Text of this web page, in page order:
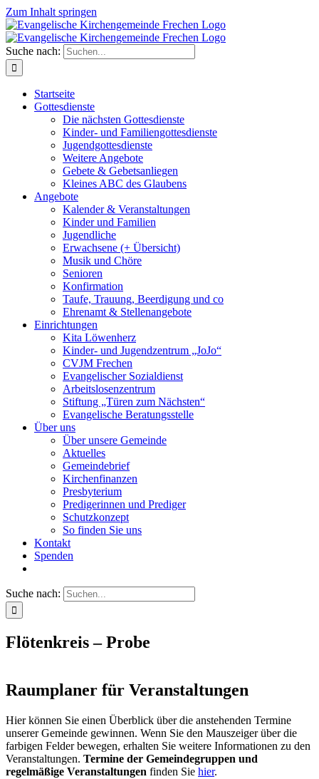
Zum Inhalt springen
Suche nach:
Startseite
Gottesdienste
Die nächsten Gottesdienste
Kinder- und Familiengottesdienste
Jugendgottesdienste
Weitere Angebote
Gebete & Gebetsanliegen
Kleines ABC des Glaubens
Angebote
Kalender & Veranstaltungen
Kinder und Familien
Jugendliche
Erwachsene (+ Übersicht)
Musik und Chöre
Senioren
Konfirmation
Taufe, Trauung, Beerdigung und co
Ehrenamt & Stellenangebote
Einrichtungen
Kita Löwenherz
Kinder- und Jugendzentrum „JoJo“
CVJM Frechen
Evangelischer Sozialdienst
Arbeitslosenzentrum
Stiftung „Türen zum Nächsten“
Evangelische Beratungsstelle
Über uns
Über unsere Gemeinde
Aktuelles
Gemeindebrief
Kirchenfinanzen
Presbyterium
Predigerinnen und Prediger
Schutzkonzept
So finden Sie uns
Kontakt
Spenden
Suche nach:
Flötenkreis – Probe
Raumplaner für Veranstaltungen
Hier können Sie einen Überblick über die anstehenden Termine
unserer Gemeinde gewinnen. Wenn Sie den Mauszeiger über die
farbigen Felder bewegen, erhalten Sie weitere Informationen zu den
Veranstaltungen. Termine der Gemeindegruppen und
regelmäßige Veranstaltungen finden Sie hier.